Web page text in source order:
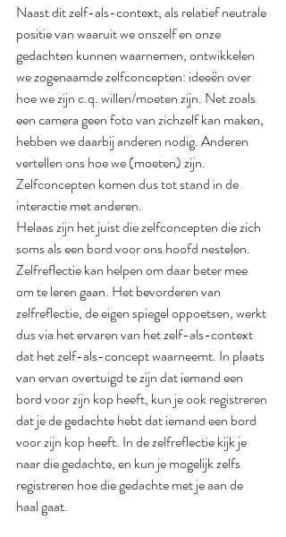
Naast dit zelf-als-context, als relatief neutrale
positie van waaruit we onszelf en onze
gedachten kunnen waarnemen, ontwikkelen
we zogenaamde zelfconcepten: ideeën over
hoe we zijn c.q. willen/moeten zijn. Net zoals
een camera geen foto van zichzelf kan maken,
hebben we daarbij anderen nodig. Anderen
vertellen ons hoe we (moeten) zijn.
Zelfconcepten komen dus tot stand in de
interactie met anderen.
Helaas zijn het juist die zelfconcepten die zich
soms als een bord voor ons hoofd nestelen.
Zelfreflectie kan helpen om daar beter mee
om te leren gaan. Het bevorderen van
zelfreflectie, de eigen spiegel oppoetsen, werkt
dus via het ervaren van het zelf-als-context
dat het zelf-als-concept waarneemt. In plaats
van ervan overtuigd te zijn dat iemand een
bord voor zijn kop heeft, kun je ook registreren
dat je de gedachte hebt dat iemand een bord
voor zijn kop heeft. In de zelfreflectie kijk je
naar die gedachte, en kun je mogelijk zelfs
registreren hoe die gedachte met je aan de
haal gaat.